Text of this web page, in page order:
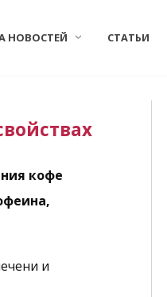
НОВОСТЕЙ СТАТЬИ
кофе
и